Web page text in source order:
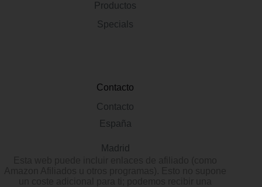
Productos
Specials
Contacto
Contacto
España
Madrid